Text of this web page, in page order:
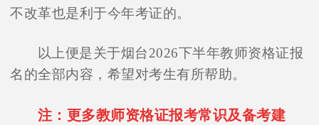
不改革也是利于今年考证的。
以上便是关于烟台2026下半年教师资格证报
名的全部内容，希望对考生有所帮助。
注：更多教师资格证报考常识及备考建